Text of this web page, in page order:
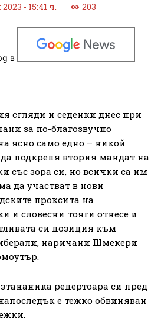
- 15:41 ч. 203
в
сгляди и седенки днес при
за по-благозвучно
ясно само едно – никой
подкрепя втория мандат на
със зора си, но всички са им
да участват в нови
проксита на
и словесни тояги отнесе и
си позиция към
наричани Шмекери
репертоара си пред
е тежко обвиняван